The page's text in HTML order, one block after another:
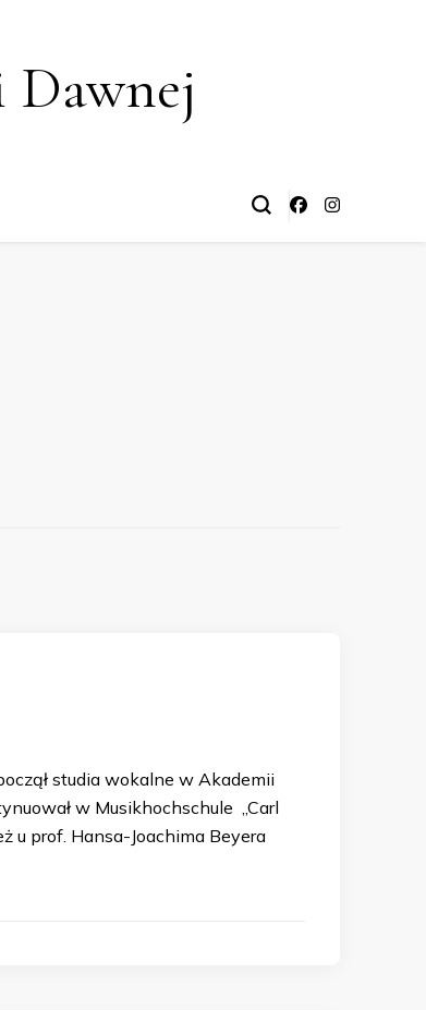
studia wokalne w Akademii
w Musikhochschule „Carl
u prof. Hansa-Joachima Beyera